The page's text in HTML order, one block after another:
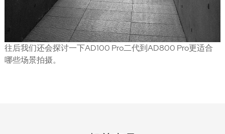
往后我们还会探讨一下AD100 Pro二代到AD800 Pro更适合
哪些场景拍摄。